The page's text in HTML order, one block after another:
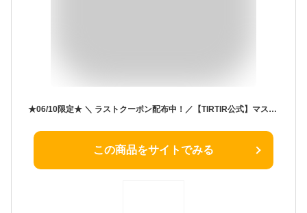
★06/10限定★ ＼ ラストクーポン配布中！／【TIRTIR公式】マスクフィットミニクッション4種[レッド/オールカバー/マスクフィット/クールサン] MINI 4.5g クッションファンデ / 韓国コスメ
この商品をサイトでみる